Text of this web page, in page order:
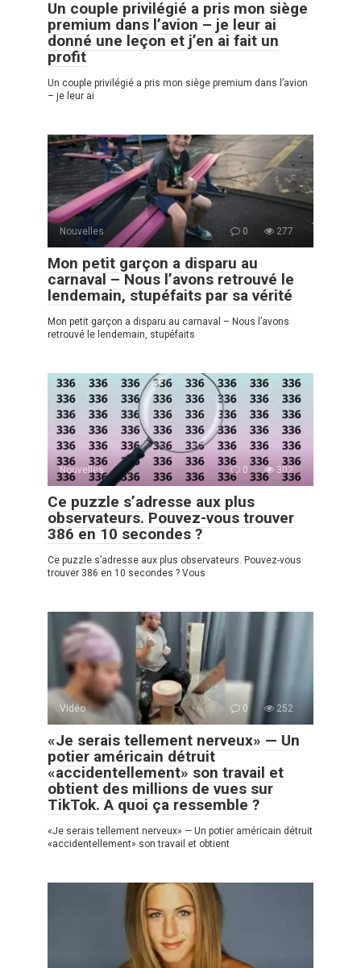
Un couple privilégié a pris mon siège
premium dans l’avion – je leur ai
donné une leçon et j’en ai fait un
profit
Un couple privilégié a pris mon siège premium dans l’avion
– je leur ai
Nouvelles 0 277
Mon petit garçon a disparu au
carnaval – Nous l’avons retrouvé le
lendemain, stupéfaits par sa vérité
Mon petit garçon a disparu au carnaval – Nous l’avons
retrouvé le lendemain, stupéfaits
Nouvelles 0 302
Ce puzzle s’adresse aux plus
observateurs. Pouvez-vous trouver
386 en 10 secondes ?
Ce puzzle s’adresse aux plus observateurs. Pouvez-vous
trouver 386 en 10 secondes ? Vous
Vidéo 0 252
«Je serais tellement nerveux» — Un
potier américain détruit
«accidentellement» son travail et
obtient des millions de vues sur
TikTok. A quoi ça ressemble ?
«Je serais tellement nerveux» — Un potier américain détruit
«accidentellement» son travail et obtient